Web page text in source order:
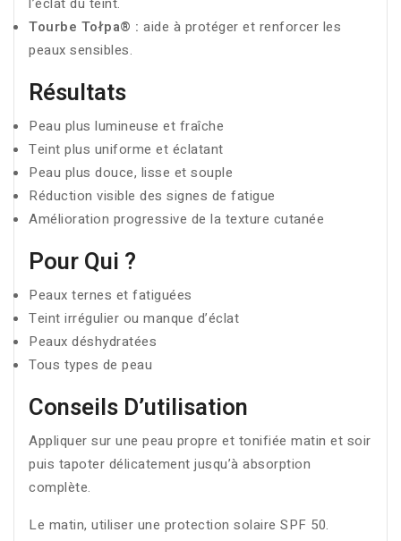
Tourbe Tołpa® : aide à protéger et renforcer les
peaux sensibles.
Résultats
Peau plus lumineuse et fraîche
Teint plus uniforme et éclatant
Peau plus douce, lisse et souple
Réduction visible des signes de fatigue
Amélioration progressive de la texture cutanée
Pour Qui ?
Peaux ternes et fatiguées
Teint irrégulier ou manque d’éclat
Peaux déshydratées
Tous types de peau
Conseils D’utilisation
Appliquer sur une peau propre et tonifiée matin et soir
puis tapoter délicatement jusqu’à absorption
complète.
Le matin, utiliser une protection solaire SPF 50.